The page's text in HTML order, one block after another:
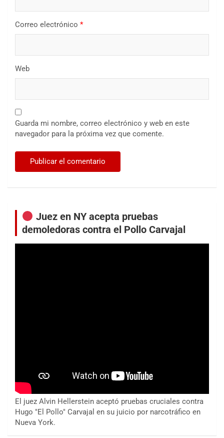
Correo electrónico *
Web
Guarda mi nombre, correo electrónico y web en este
navegador para la próxima vez que comente.
Juez en NY acepta pruebas
demoledoras contra el Pollo Carvajal
El juez Alvin Hellerstein aceptó pruebas cruciales contra
Hugo "El Pollo" Carvajal en su juicio por narcotráfico en
Nueva York.